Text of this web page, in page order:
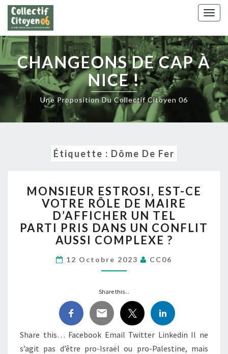
Skip
content
CHANGEONS DE CAP À
NICE !
Une Proposition Du Collectif Citoyen 06
Étiquette : Dôme De Fer
ESTROSI,
EST-
CE
VOTRE
RÔLE
DE
MAIRE
D’AFFICHER
PARTI PRIS
DANS
UN
CONFLIT
AUSSI
COMPLEXE
MONSIEUR ESTROSI, EST-CE
VOTRE RÔLE DE MAIRE
D’AFFICHER UN TEL
PARTI PRIS DANS UN CONFLIT
AUSSI COMPLEXE ?
12 Octobre 2023 CC06
Share this...
Share this… Facebook Email Twitter Linkedin Il ne
s’agit pas d’être pro-Israël ou pro-Palestine, mais